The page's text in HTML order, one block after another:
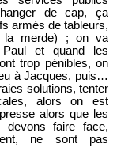
de cap, ça
armés de tableurs,
la merde) ; on va
et quand les
trop pénibles, on
à Jacques, puis…
solutions, tenter
alors on est
alors que les
devons faire face,
ne sont pas